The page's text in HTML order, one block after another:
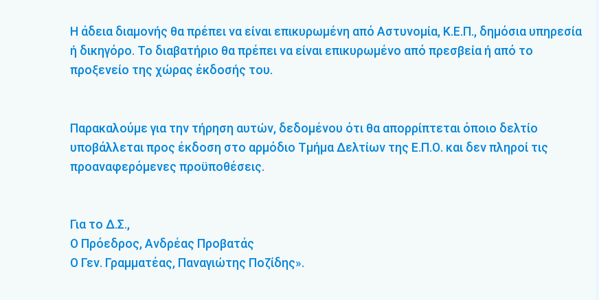
Η άδεια διαμονής θα πρέπει να είναι επικυρωμένη από Αστυνομία, Κ.Ε.Π., δημόσια υπηρεσία
ή δικηγόρο. Το διαβατήριο θα πρέπει να είναι επικυρωμένο από πρεσβεία ή από το
προξενείο της χώρας έκδοσής του.
Παρακαλούμε για την τήρηση αυτών, δεδομένου ότι θα απορρίπτεται όποιο δελτίο
υποβάλλεται προς έκδοση στο αρμόδιο Τμήμα Δελτίων της Ε.Π.Ο. και δεν πληροί τις
προαναφερόμενες προϋποθέσεις.
Για το Δ.Σ.,
Ο Πρόεδρος, Ανδρέας Προβατάς
Ο Γεν. Γραμματέας, Παναγιώτης Ποζίδης».